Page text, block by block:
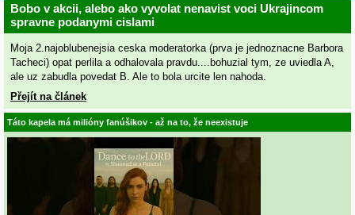
Bobo v akcii, alebo ako vyvolat nenavist voci Ukrajincom
spravne podanymi cislami
Moja 2.najoblubenejsia ceska moderatorka (prva je jednoznacne Barbora
Tacheci) opat perlila a odhalovala pravdu....bohuzial tym, ze uviedla A,
ale uz zabudla povedat B. Ale to bola urcite len nahoda.
Přejít na článek
Táto kapela má milióny fanúšikov - až na to, že neexistuje